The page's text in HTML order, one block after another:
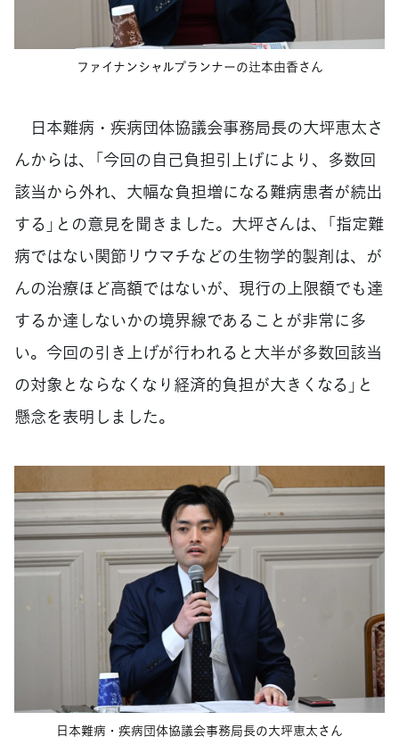
ファイナンシャルプランナーの辻本由香さん
日本難病・疾病団体協議会事務局長の大坪恵太さ
んからは、「今回の自己負担引上げにより、多数回
該当から外れ、大幅な負担増になる難病患者が続出
する」との意見を聞きました。大坪さんは、「指定難
病ではない関節リウマチなどの生物学的製剤は、が
んの治療ほど高額ではないが、現行の上限額でも達
するか達しないかの境界線であることが非常に多
い。今回の引き上げが行われると大半が多数回該当
の対象とならなくなり経済的負担が大きくなる」と
懸念を表明しました。
日本難病・疾病団体協議会事務局長の大坪恵太さん